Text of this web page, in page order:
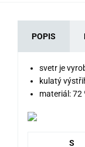
POPIS
svetr je
kulatý
materiál: 72
S